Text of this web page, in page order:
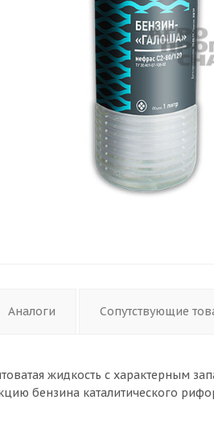
Аналоги Сопутствующие
жидкость с характерным
бензина каталитического